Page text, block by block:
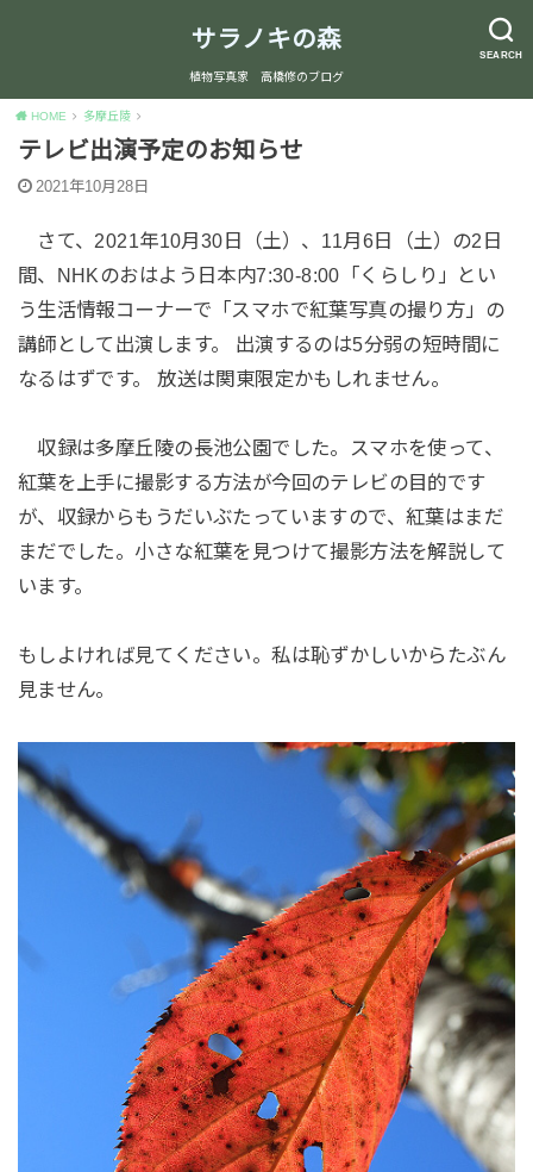
SEARCH
サラノキの森
植物写真家 高橋修のブログ
HOME 多摩丘陵
テレビ出演予定のお知らせ
2021年10月28日
さて、2021年10月30日（土）、11月6日（土）の2日
間、NHKのおはよう日本内7:30-8:00「くらしり」とい
う生活情報コーナーで「スマホで紅葉写真の撮り方」の
講師として出演します。 出演するのは5分弱の短時間に
なるはずです。 放送は関東限定かもしれません。
収録は多摩丘陵の長池公園でした。スマホを使って、
紅葉を上手に撮影する方法が今回のテレビの目的です
が、収録からもうだいぶたっていますので、紅葉はまだ
まだでした。小さな紅葉を見つけて撮影方法を解説して
います。
もしよければ見てください。私は恥ずかしいからたぶん
見ません。